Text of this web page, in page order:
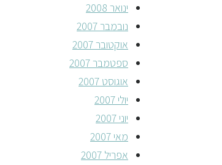
ינואר 2008
נובמבר 2007
אוקטובר 2007
ספטמבר 2007
אוגוסט 2007
יולי 2007
יוני 2007
מאי 2007
אפריל 2007